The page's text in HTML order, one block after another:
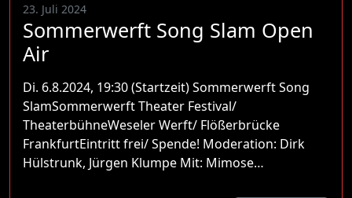
23. Juli 2024
Sommerwerft Song Slam Open
Air
Di. 6.8.2024, 19:30 (Startzeit) Sommerwerft Song
SlamSommerwerft Theater Festival/
TheaterbühneWeseler Werft/ Flößerbrücke
FrankfurtEintritt frei/ Spende! Moderation: Dirk
Hülstrunk, Jürgen Klumpe Mit: Mimose…